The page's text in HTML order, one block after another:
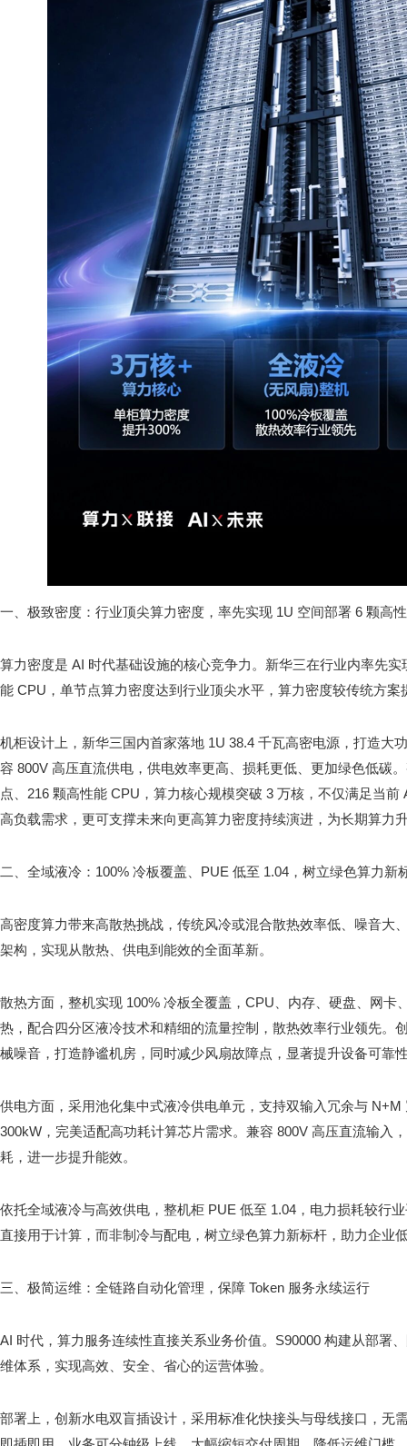
一、极致密度：行业顶尖算力密度，率先实现 1U 空间部署 6 颗高
算力密度是 AI 时代基础设施的核心竞争力。新华三在行业内率先
能 CPU，单节点算力密度达到行业顶尖水平，算力密度较传统方案
机柜设计上，新华三国内首家落地 1U 38.4 千瓦高密电源，打造大
容 800V 高压直流供电，供电效率更高、损耗更低、更加绿色低碳
点、216 颗高性能 CPU，算力核心规模突破 3 万核，不仅满足当
高负载需求，更可支撑未来向更高算力密度持续演进，为长期算力
二、全域液冷：100% 冷板覆盖、PUE 低至 1.04，树立绿色算力新
高密度算力带来高散热挑战，传统风冷或混合散热效率低、噪音大
架构，实现从散热、供电到能效的全面革新。
散热方面，整机实现 100% 冷板全覆盖，CPU、内存、硬盘、网卡
热，配合四分区液冷技术和精细的流量控制，散热效率行业领先。
械噪音，打造静谧机房，同时减少风扇故障点，显著提升设备可靠
供电方面，采用池化集中式液冷供电单元，支持双输入冗余与
300kW，完美适配高功耗计算芯片需求。兼容 800V 高压直流输入
耗，进一步提升能效。
依托全域液冷与高效供电，整机柜 PUE 低至 1.04，电力损耗较行
直接用于计算，而非制冷与配电，树立绿色算力新标杆，助力企业
三、极简运维：全链路自动化管理，保障 Token 服务永续运行
AI 时代，算力服务连续性直接关系业务价值。S90000 构建从部署
维体系，实现高效、安全、省心的运营体验。
部署上，创新水电双盲插设计，采用标准化快接头与母线接口，无